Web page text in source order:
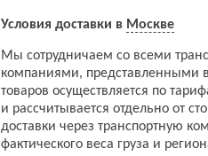
Условия доставки в Москве
Мы сотрудничаем со всеми
компаниями, представленными
товаров осуществляется по
и рассчитывается отдельно от
доставки через транспортную
фактического веса груза и